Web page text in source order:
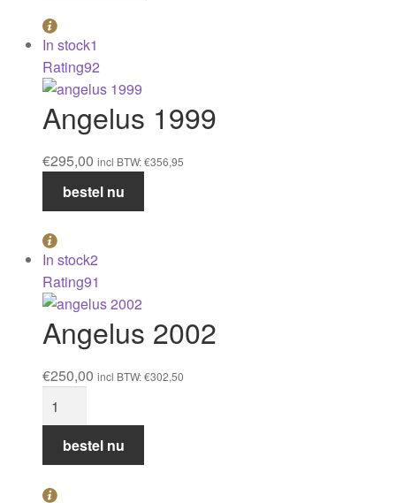
In stock1
Rating92
Angelus 1999
€295,00 incl BTW:€356,95
Angelus
1999
bestel nu
In stock2
Rating91
Angelus 2002
€250,00 incl BTW:€302,50
2002
aantal
bestel nu